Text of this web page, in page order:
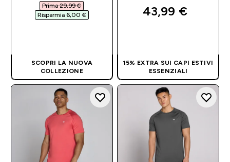
Prima 29,99 €‎
Risparmia 6,00 €‎
SCOPRI LA NUOVA
COLLEZIONE
43,99 €‎
15% EXTRA SUI CAPI ESTIVI
ESSENZIALI